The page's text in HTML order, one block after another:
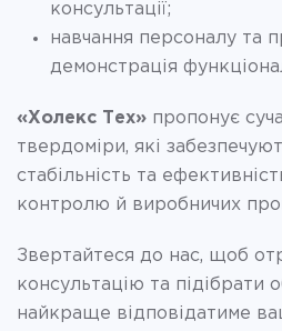
консультації;
навчання персоналу та
демонстрація
«Холекс Тех» пропонує
твердоміри, які
стабільність та
контролю й виробничих
Звертайтеся до нас, щоб
консультацію та підібрати
найкраще відповідатиме